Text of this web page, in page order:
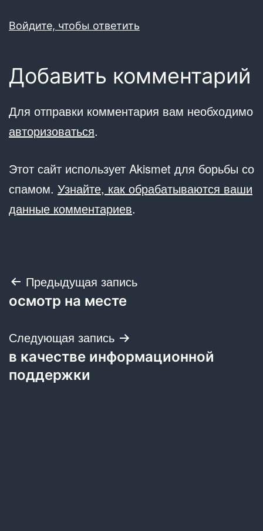
Войдите, чтобы ответить
Добавить комментарий
Для отправки комментария вам необходимо
авторизоваться.
Этот сайт использует Akismet для борьбы со
спамом. Узнайте, как обрабатываются ваши
данные комментариев.
Навигация
по
записям
Предыдущая запись
осмотр на месте
Следующая запись
в качестве информационной
поддержки